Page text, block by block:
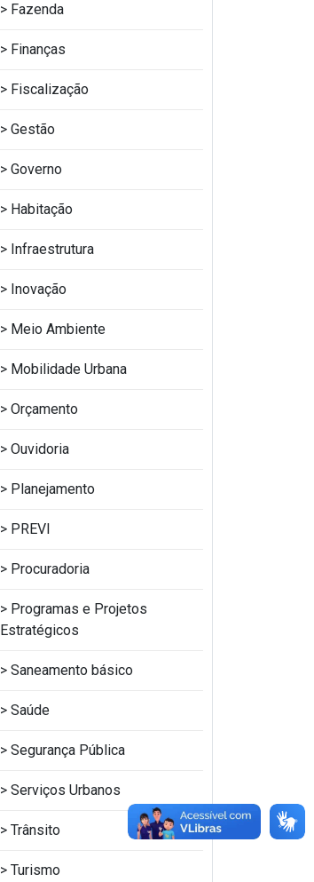
Fazenda
Finanças
Fiscalização
Gestão
Governo
Habitação
Infraestrutura
Inovação
Meio Ambiente
Mobilidade Urbana
Orçamento
Ouvidoria
Planejamento
PREVI
Procuradoria
Programas e Projetos
Estratégicos
Saneamento básico
Saúde
Segurança Pública
Serviços Urbanos
Trânsito
Turismo